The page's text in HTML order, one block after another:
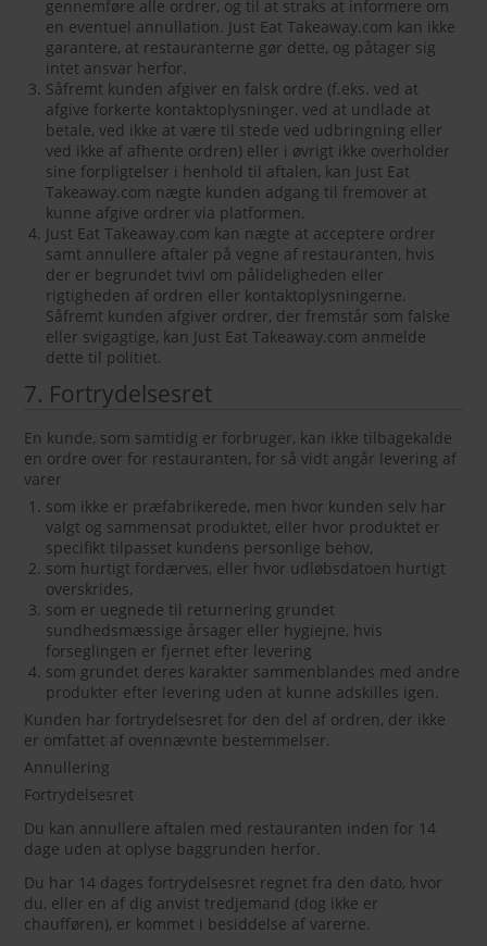
gennemføre alle ordrer, og til at straks at informere om
en eventuel annullation. Just Eat Takeaway.com kan ikke
garantere, at restauranterne gør dette, og påtager sig
intet ansvar herfor.
Såfremt kunden afgiver en falsk ordre (f.eks. ved at
afgive forkerte kontaktoplysninger, ved at undlade at
betale, ved ikke at være til stede ved udbringning eller
ved ikke af afhente ordren) eller i øvrigt ikke overholder
sine forpligtelser i henhold til aftalen, kan Just Eat
Takeaway.com nægte kunden adgang til fremover at
kunne afgive ordrer via platformen.
Just Eat Takeaway.com kan nægte at acceptere ordrer
samt annullere aftaler på vegne af restauranten, hvis
der er begrundet tvivl om pålideligheden eller
rigtigheden af ordren eller kontaktoplysningerne.
Såfremt kunden afgiver ordrer, der fremstår som falske
eller svigagtige, kan Just Eat Takeaway.com anmelde
dette til politiet.
7. Fortrydelsesret
En kunde, som samtidig er forbruger, kan ikke tilbagekalde
en ordre over for restauranten, for så vidt angår levering af
varer
som ikke er præfabrikerede, men hvor kunden selv har
valgt og sammensat produktet, eller hvor produktet er
specifikt tilpasset kundens personlige behov,
som hurtigt fordærves, eller hvor udløbsdatoen hurtigt
overskrides,
som er uegnede til returnering grundet
sundhedsmæssige årsager eller hygiejne, hvis
forseglingen er fjernet efter levering
som grundet deres karakter sammenblandes med andre
produkter efter levering uden at kunne adskilles igen.
Kunden har fortrydelsesret for den del af ordren, der ikke
er omfattet af ovennævnte bestemmelser.
Annullering
Fortrydelsesret
Du kan annullere aftalen med restauranten inden for 14
dage uden at oplyse baggrunden herfor.
Du har 14 dages fortrydelsesret regnet fra den dato, hvor
du, eller en af dig anvist tredjemand (dog ikke er
chaufføren), er kommet i besiddelse af varerne.